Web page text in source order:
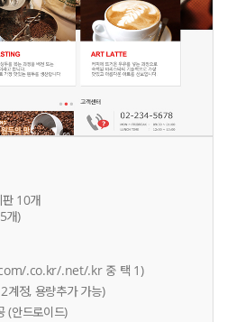
판 10개
개)
.co.kr/.net/.kr 중 택 1)
계정, 용량추가 가능)
(안드로이드)